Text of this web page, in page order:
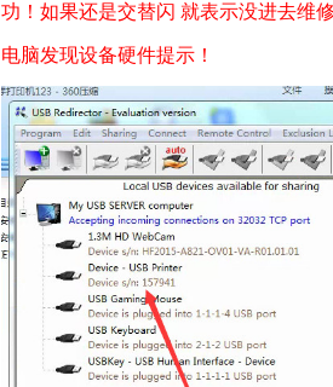
功！如果还是交替闪 就表示没进去维
电脑发现设备硬件提示！